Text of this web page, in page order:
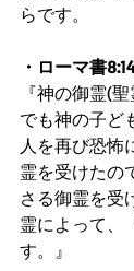
らです。
・ローマ書
『神の御霊(
でも神の子ど
人を再び恐怖
霊を受けたの
さる御霊を受
霊によって、
す。』